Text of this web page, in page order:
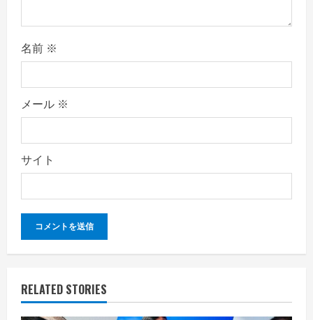
g
名前 ※
メール ※
サイト
RELATED STORIES